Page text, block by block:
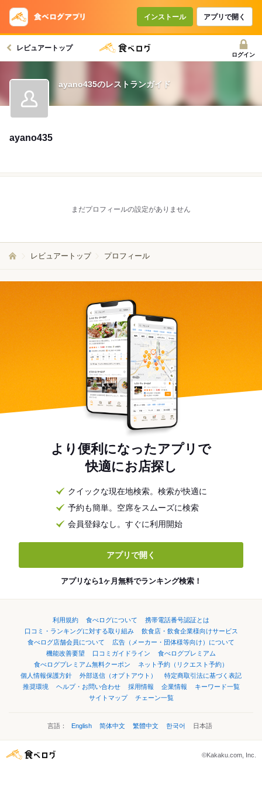
インストール アプリで開く
レビュアートップ
ログイン
ayano435のレストランガイド
ayano435
まだプロフィールの設定がありません
レビュアートップ プロフィール
より便利になったアプリで
快適にお店探し
クイックな現在地検索。検索が快適に
予約も簡単。空席をスムーズに検索
会員登録なし。すぐに利用開始
アプリで開く
アプリなら1ヶ月無料でランキング検索！
利用規約 食べログについて
携帯電話番号認証とは
口コミ・ランキングに対する取り組み
飲食店・飲食企業様向けサービス
食べログ店舗会員について
広告（メーカー・団体様等向け）について
機能改善要望
口コミガイドライン
食べログプレミアム
食べログプレミアム無料クーポン
ネット予約（リクエスト予約）
個人情報保護方針
外部送信（オプトアウト）
特定商取引法に基づく表記
推奨環境
ヘルプ・お問い合わせ 採用情報 企業情報
キーワード一覧
サイトマップ
チェーン一覧
言語： English 简体中文 繁體中文 한국어 日本語
©Kakaku.com, Inc.